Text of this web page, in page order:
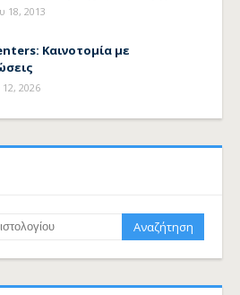
18, 2013
Καινοτομία με
2026